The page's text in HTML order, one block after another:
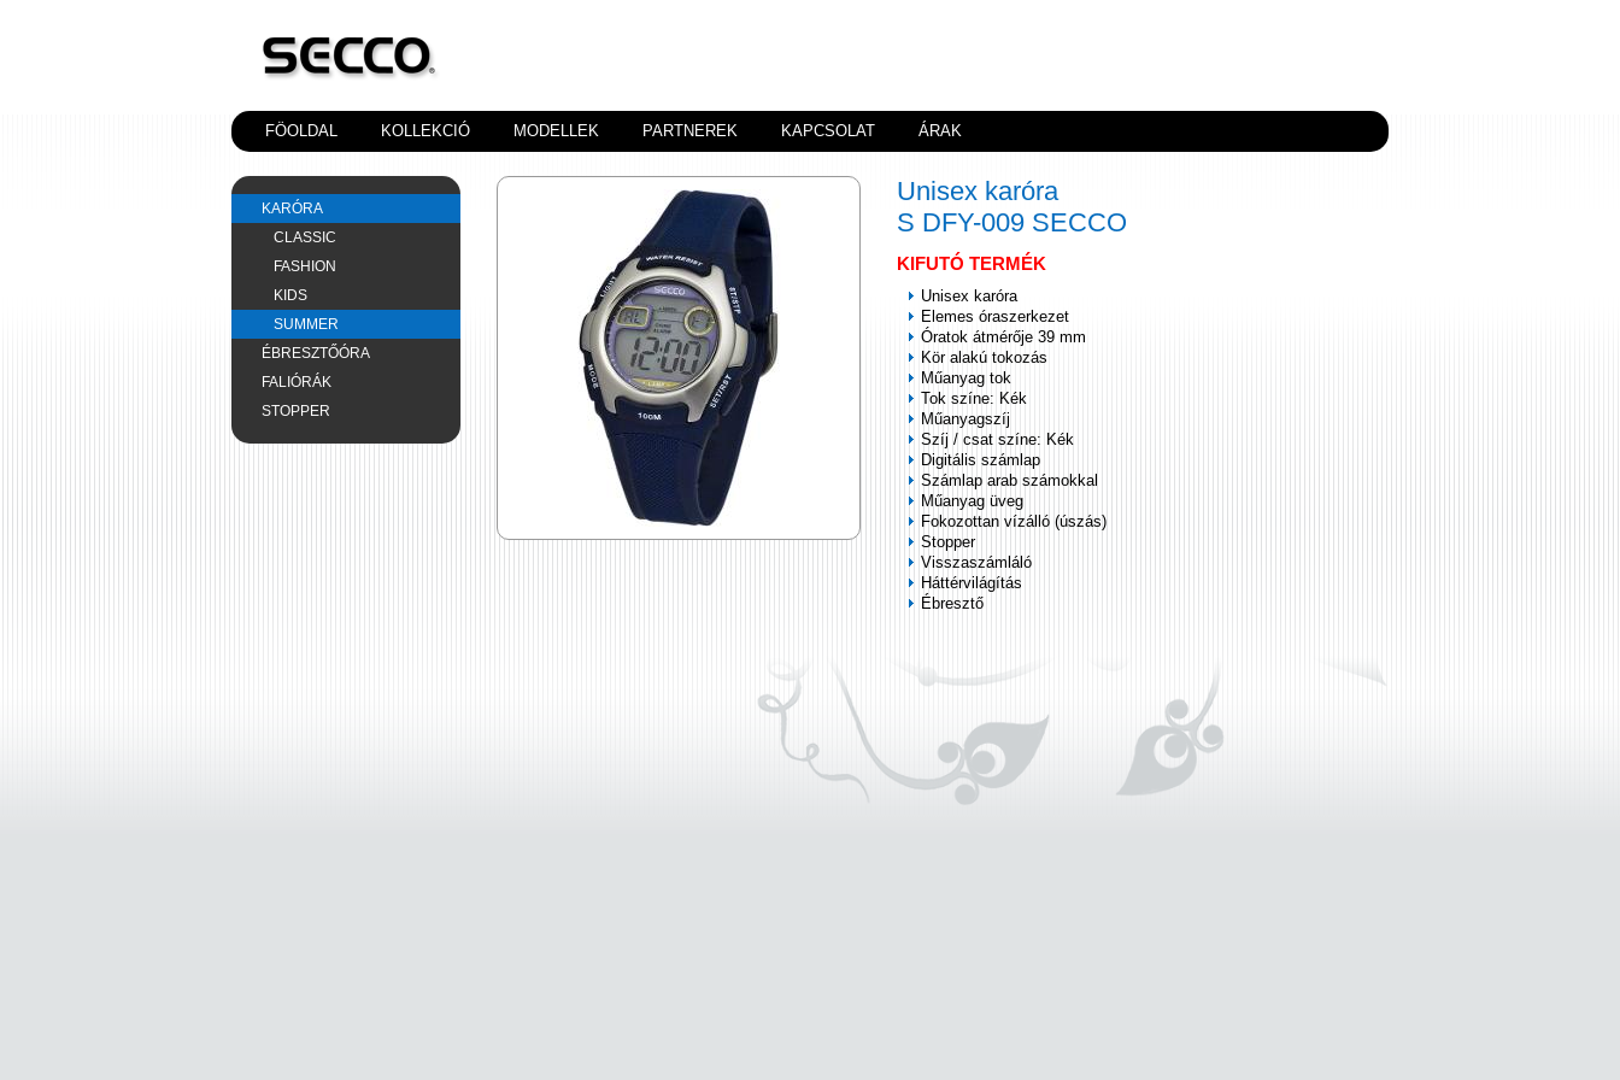
FÖOLDAL KOLLEKCIÓ MODELLEK PARTNEREK KAPCSOLAT ÁRAK
KARÓRA
CLASSIC
FASHION
KIDS
SUMMER
ÉBRESZTŐÓRA
FALIÓRÁK
STOPPER
Unisex karóra
S DFY-009 SECCO
KIFUTÓ TERMÉK
Unisex karóra
Elemes óraszerkezet
Óratok átmérője 39 mm
Kör alakú tokozás
Műanyag tok
Tok színe: Kék
Műanyagszíj
Szíj / csat színe: Kék
Digitális számlap
Számlap arab számokkal
Műanyag üveg
Fokozottan vízálló (úszás)
Stopper
Visszaszámláló
Háttérvilágítás
Ébresztő